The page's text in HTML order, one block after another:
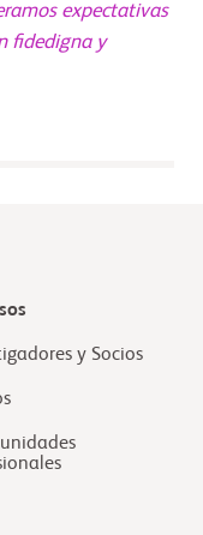
expectativas
fidedigna y
y Socios